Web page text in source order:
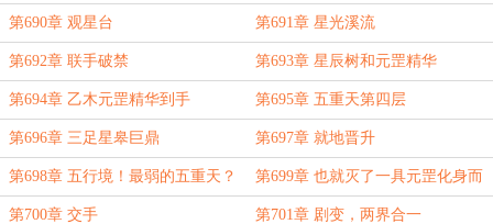
手
第690章 观星台 第691章 星光溪流
第692章 联手破禁 第693章 星辰树和元罡精华
第694章 乙木元罡精华到手 第695章 五重天第四层
第696章 三足星皋巨鼎 第697章 就地晋升
第698章 五行境！最弱的五重天？ 第699章 也就灭了一具元罡化身而
已
第700章 交手 第701章 剧变，两界合一